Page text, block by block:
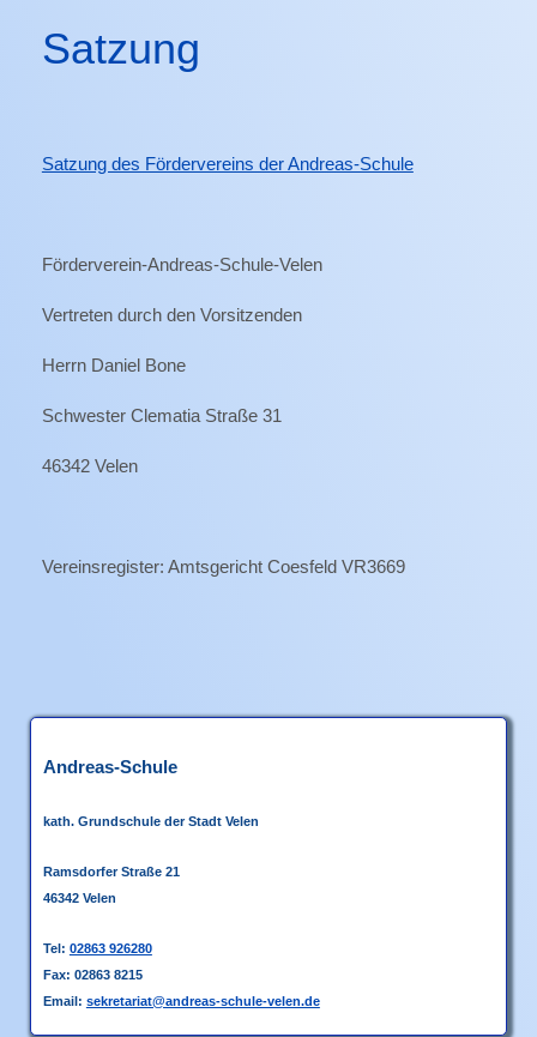
Satzung
Satzung des Fördervereins der Andreas-Schule
Förderverein-Andreas-Schule-Velen
Vertreten durch den Vorsitzenden
Herrn Daniel Bone
Schwester Clematia Straße 31
46342 Velen
Vereinsregister: Amtsgericht Coesfeld VR3669
Andreas-Schule
kath. Grundschule der Stadt Velen
Ramsdorfer Straße 21
46342 Velen
Tel: 02863 926280
Fax: 02863 8215
Email: sekretariat@andreas-schule-velen.de